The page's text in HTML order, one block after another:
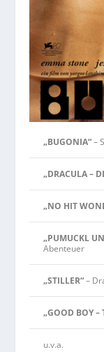
„BUGONIA“–
„DRACULA –
„NO HIT
„PUMUCKL
Abenteuer
„STILLER“–
„GOOD BOY –
u.v.a.